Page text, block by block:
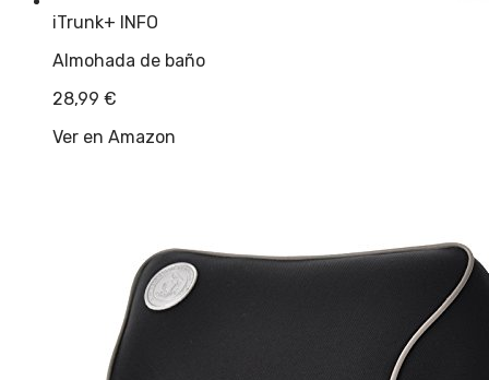
iTrunk+ INFO
Almohada de baño
28,99 €
Ver en Amazon